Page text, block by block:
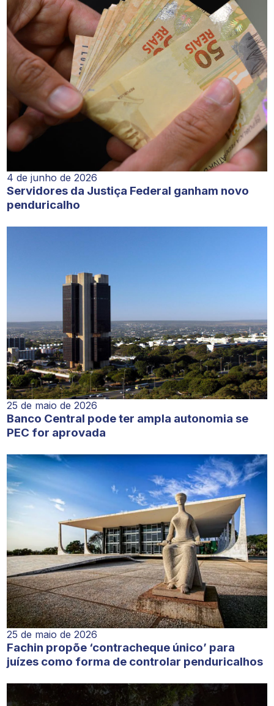
4 de junho de 2026
Servidores da Justiça Federal ganham novo
penduricalho
25 de maio de 2026
Banco Central pode ter ampla autonomia se
PEC for aprovada
25 de maio de 2026
Fachin propõe ‘contracheque único’ para
juízes como forma de controlar penduricalhos